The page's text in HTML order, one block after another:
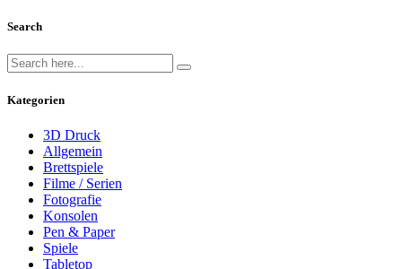
Search
Kategorien
3D Druck
Allgemein
Brettspiele
Filme / Serien
Fotografie
Konsolen
Pen & Paper
Spiele
Tabletop